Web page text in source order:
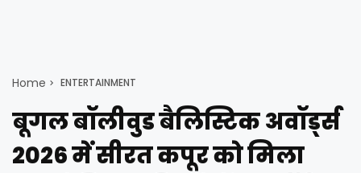
Home ENTERTAINMENT
बूगल बॉलीवुड बैलिस्टिक अवॉर्ड्स
2026 में सीरत कपूर को मिला